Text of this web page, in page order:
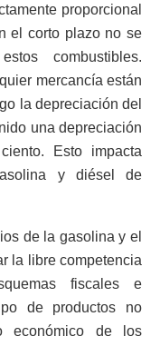
proporcional
el corto plazo no se
combustibles.
mercancía están
la depreciación del
una depreciación
Esto impacta
y diésel de
de la gasolina y el
la libre competencia
fiscales e
de productos no
económico de los